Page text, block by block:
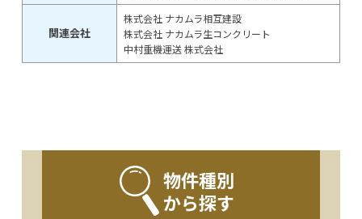
関連会社
株式会社 ナカムラ相互建設
株式会社 ナカムラ生コンクリート
中村重機運送 株式会社
物件種別
から探す